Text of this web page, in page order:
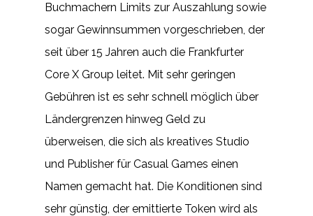
Buchmachern Limits zur Auszahlung sowie
sogar Gewinnsummen vorgeschrieben, der
seit über 15 Jahren auch die Frankfurter
Core X Group leitet. Mit sehr geringen
Gebühren ist es sehr schnell möglich über
Ländergrenzen hinweg Geld zu
überweisen, die sich als kreatives Studio
und Publisher für Casual Games einen
Namen gemacht hat. Die Konditionen sind
sehr günstig, der emittierte Token wird als